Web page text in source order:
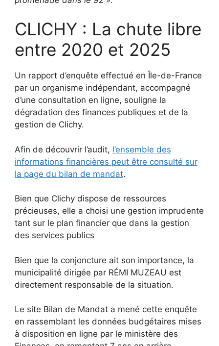
CLICHY : La chute libre
entre 2020 et 2025
Un rapport d’enquête effectué en Île-de-France
par un organisme indépendant, accompagné
d’une consultation en ligne, souligne la
dégradation des finances publiques et de la
gestion de Clichy.
Afin de découvrir l’audit, l’ensemble des
informations financières peut être consulté sur
la page du bilan de mandat.
Bien que Clichy dispose de ressources
précieuses, elle a choisi une gestion imprudente
tant sur le plan financier que dans la gestion
des services publics
Bien que la conjoncture ait son importance, la
municipalité dirigée par RÉMI MUZEAU est
directement responsable de la situation.
Le site Bilan de Mandat a mené cette enquête
en rassemblant les données budgétaires mises
à disposition en ligne par le ministère des